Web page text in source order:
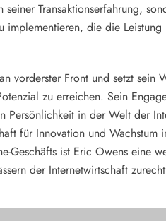
Transaktionserfahrung,
implementieren, die die
vorderster Front und setzt sein
zu erreichen. Sein
in der Welt der
für Innovation und Wachstum
Geschäfts ist Eric Owens eine
der Internetwirtschaft